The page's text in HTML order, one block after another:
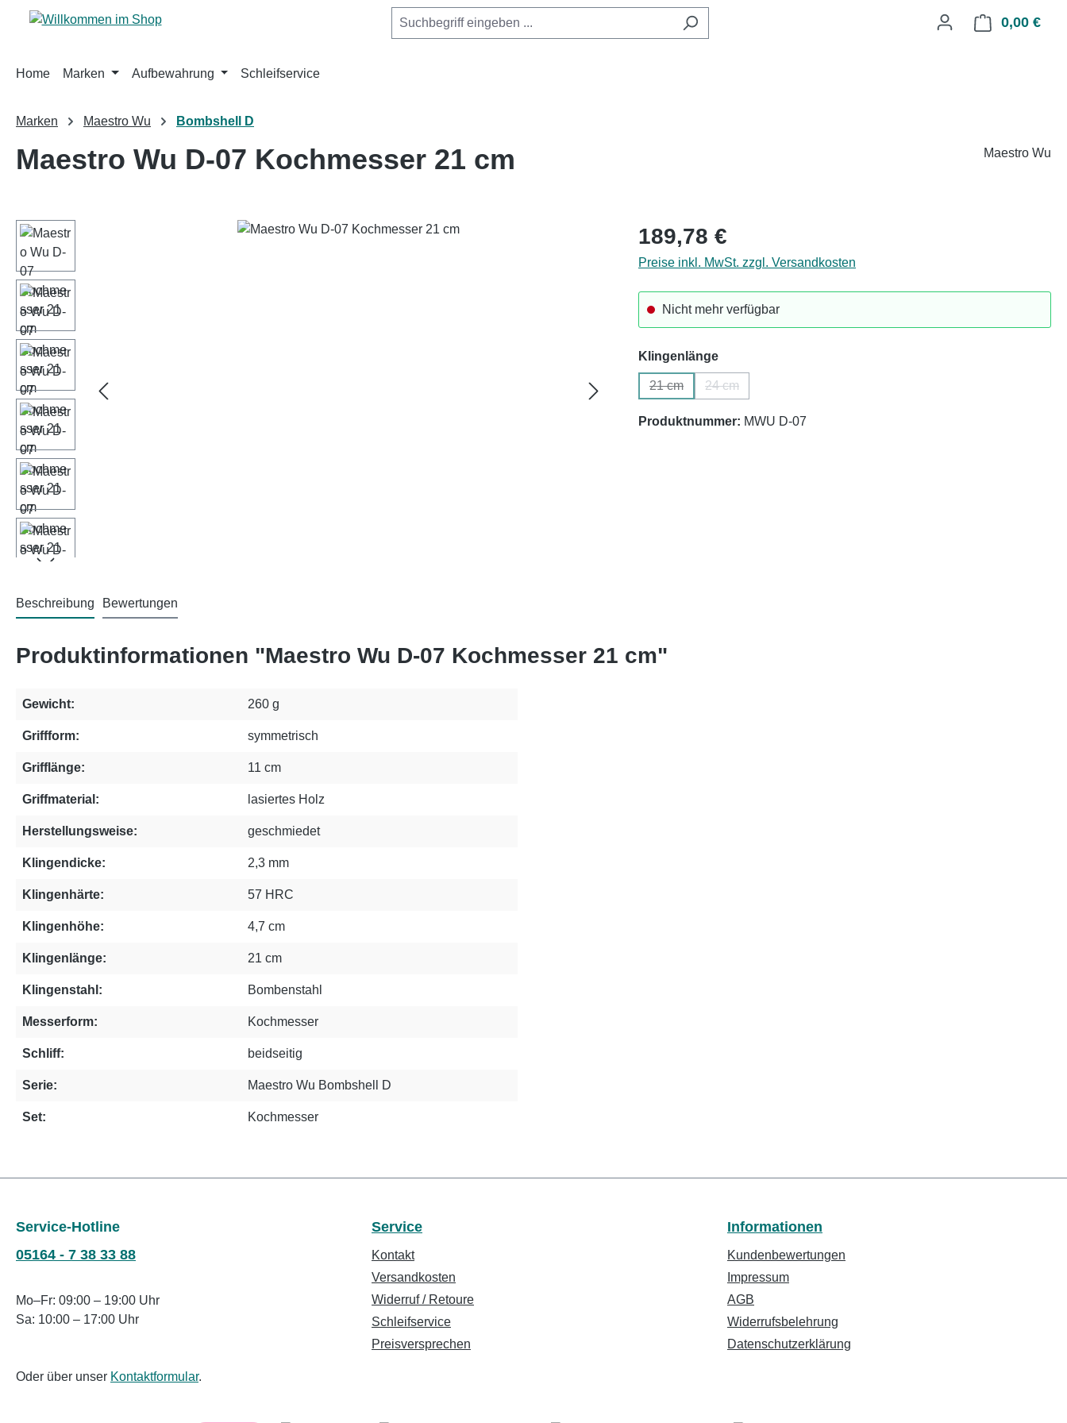
Hauptinhalt springen
Zur Suche springen
Zur Hauptnavigation springen 0,00 €
Home Marken Aufbewahrung Schleifservice
Marken Maestro Wu Bombshell D
Maestro Wu D-07 Kochmesser 21 cm Maestro Wu
Bildergalerie überspringen Regulärer Preis:
189,78 €
Preise inkl. MwSt. zzgl. Versandkosten
Nicht mehr verfügbar
Klingenlängeauswählen
21 cm
(Diese Option ist zurzeit nicht verfügbar.)
24 cm
Produktnummer: MWU D-07
Beschreibung Bewertungen
Produktinformationen "Maestro Wu D-07 Kochmesser 21 cm"
Gewicht: 260 g
Griffform: symmetrisch
Grifflänge: 11 cm
Griffmaterial: lasiertes Holz
Herstellungsweise: geschmiedet
Klingendicke: 2,3 mm
Klingenhärte: 57 HRC
Klingenhöhe: 4,7 cm
Klingenlänge: 21 cm
Klingenstahl: Bombenstahl
Messerform: Kochmesser
Schliff: beidseitig
Serie: Maestro Wu Bombshell D
Set: Kochmesser
Service-Hotline
05164 - 7 38 33 88
Mo–Fr: 09:00 – 19:00 Uhr
Sa: 10:00 – 17:00 Uhr
Oder über unser Kontaktformular.
Service
Kontakt
Versandkosten
Widerruf / Retoure
Schleifservice
Preisversprechen
Informationen
Kundenbewertungen
Impressum
AGB
Widerrufsbelehrung
Datenschutzerklärung